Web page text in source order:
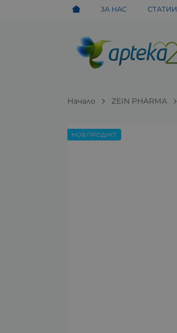
ЗА НАС СТАТИИ
Начало ZEIN PHARMA
НОВ ПРОДУКТ